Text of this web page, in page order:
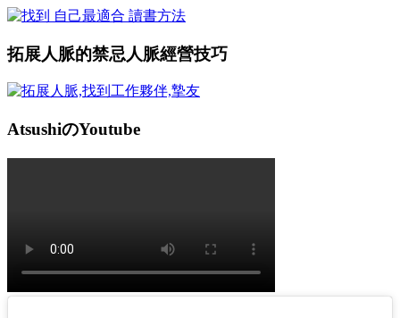
拓展人脈的禁忌人脈經營技巧
AtsushiのYoutube